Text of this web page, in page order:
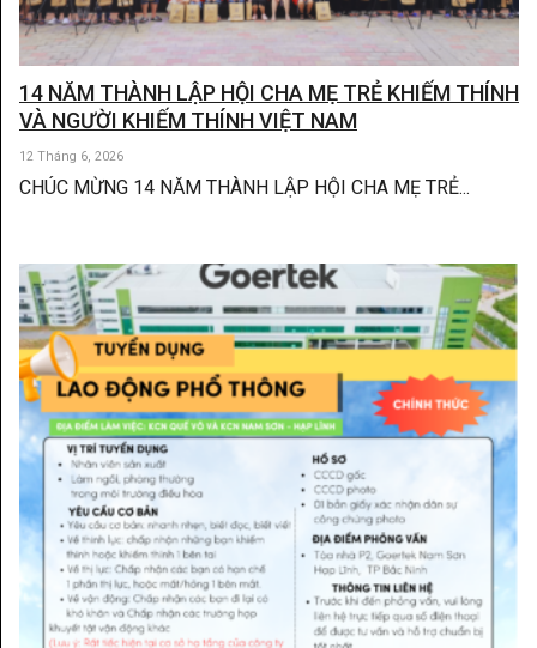
14 NĂM THÀNH LẬP HỘI CHA MẸ TRẺ KHIẾM THÍNH
VÀ NGƯỜI KHIẾM THÍNH VIỆT NAM
12 Tháng 6, 2026
CHÚC MỪNG 14 NĂM THÀNH LẬP HỘI CHA MẸ TRẺ...